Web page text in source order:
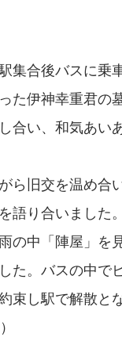
集合後バスに
た伊神幸重君の
合い、和気あい
ら旧交を温め合
語り合いました。
の中「陣屋」
た。バスの中
束し駅で解散と